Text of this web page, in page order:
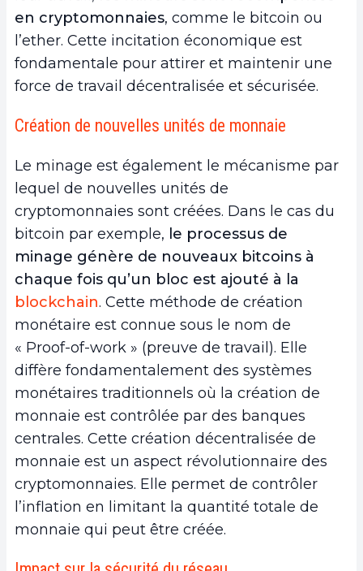
en cryptomonnaies, comme le bitcoin ou
l’ether. Cette incitation économique est
fondamentale pour attirer et maintenir une
force de travail décentralisée et sécurisée.
Création de nouvelles unités de monnaie
Le minage est également le mécanisme par
lequel de nouvelles unités de
cryptomonnaies sont créées. Dans le cas du
bitcoin par exemple, le processus de
minage génère de nouveaux bitcoins à
chaque fois qu’un bloc est ajouté à la
blockchain. Cette méthode de création
monétaire est connue sous le nom de
« Proof-of-work » (preuve de travail). Elle
diffère fondamentalement des systèmes
monétaires traditionnels où la création de
monnaie est contrôlée par des banques
centrales. Cette création décentralisée de
monnaie est un aspect révolutionnaire des
cryptomonnaies. Elle permet de contrôler
l’inflation en limitant la quantité totale de
monnaie qui peut être créée.